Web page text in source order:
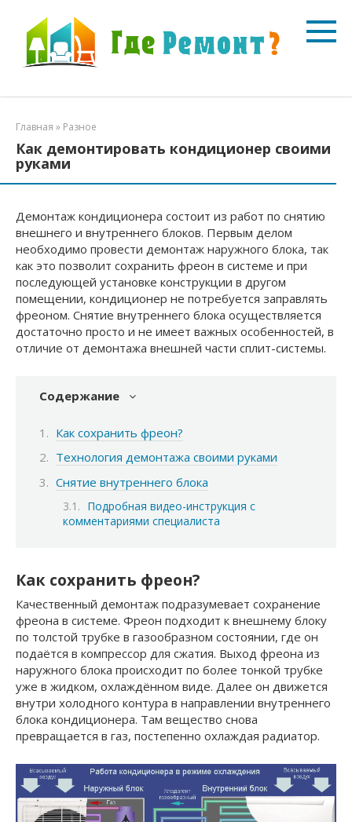
контенту
Главная » Разное
Как демонтировать кондиционер своими
руками
Демонтаж кондиционера состоит из работ по снятию
внешнего и внутреннего блоков. Первым делом
необходимо провести демонтаж наружного блока, так
как это позволит сохранить фреон в системе и при
последующей установке конструкции в другом
помещении, кондиционер не потребуется заправлять
фреоном. Снятие внутреннего блока осуществляется
достаточно просто и не имеет важных особенностей, в
отличие от демонтажа внешней части сплит-системы.
Содержание
Как сохранить фреон?
Технология демонтажа своими руками
Снятие внутреннего блока
Подробная видео-инструкция с
комментариями специалиста
Как сохранить фреон?
Качественный демонтаж подразумевает сохранение
фреона в системе. Фреон подходит к внешнему блоку
по толстой трубке в газообразном состоянии, где он
подаётся в компрессор для сжатия. Выход фреона из
наружного блока происходит по более тонкой трубке
уже в жидком, охлаждённом виде. Далее он движется
внутри холодного контура в направлении внутреннего
блока кондиционера. Там вещество снова
превращается в газ, постепенно охлаждая радиатор.